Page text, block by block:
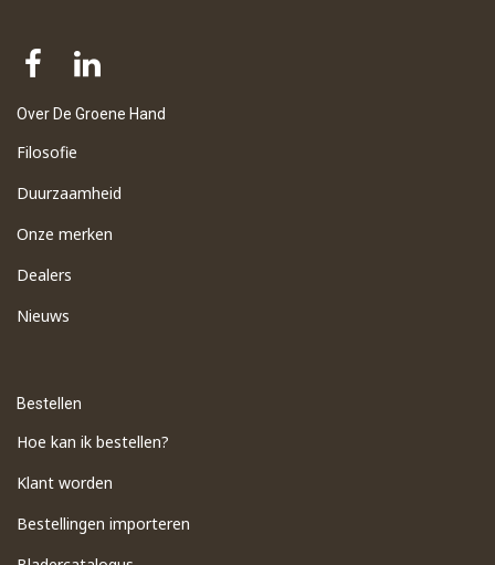
Over De Groene Hand
Filosofie
Duurzaamheid
Onze merken
Dealers
Nieuws
Bestellen
Hoe kan ik bestellen?
Klant worden
Bestellingen importeren